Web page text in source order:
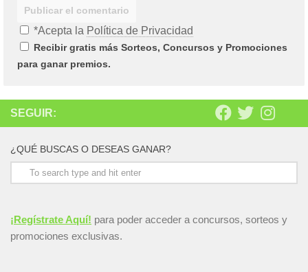
*Acepta la Política de Privacidad
Recibir gratis más Sorteos, Concursos y Promociones
para ganar premios.
SEGUIR:
¿QUÉ BUSCAS O DESEAS GANAR?
¡Regístrate Aquí! para poder acceder a concursos, sorteos y
promociones exclusivas.